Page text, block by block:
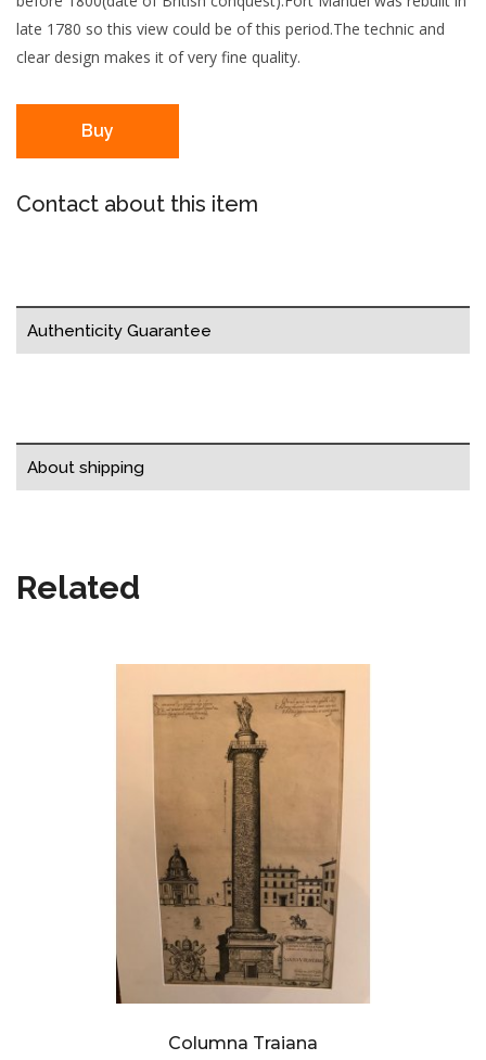
late 1780 so this view could be of this period.The technic and
clear design makes it of very fine quality.
Buy
Contact about this item
Authenticity Guarantee
About shipping
Related
Columna Traiana